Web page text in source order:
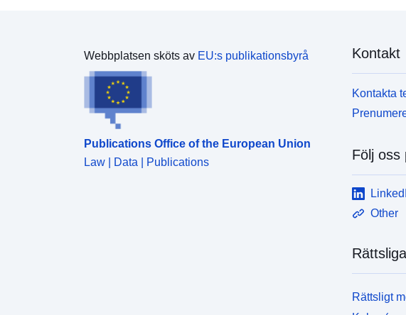
Webbplatsen sköts av EU:s publikationsbyrå
Publications Office of the European Union
Law | Data | Publications
Kontakt
Kontakta
Följ oss
Other
Rättsligt